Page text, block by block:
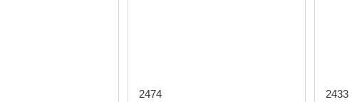
2474 2433